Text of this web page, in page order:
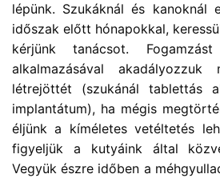
lépünk. Szukáknál és kanoknál
időszak előtt hónapokkal,
kérjünk tanácsot.
alkalmazásával
létrejöttét (szukánál tablettás
implantátum), ha mégis
éljünk a kíméletes vetéltetés
figyeljük a kutyáink által
Vegyük észre időben a